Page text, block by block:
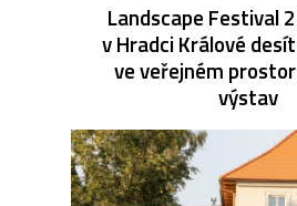
Landscape Festival
v Hradci Králové
ve veřejném
výstav